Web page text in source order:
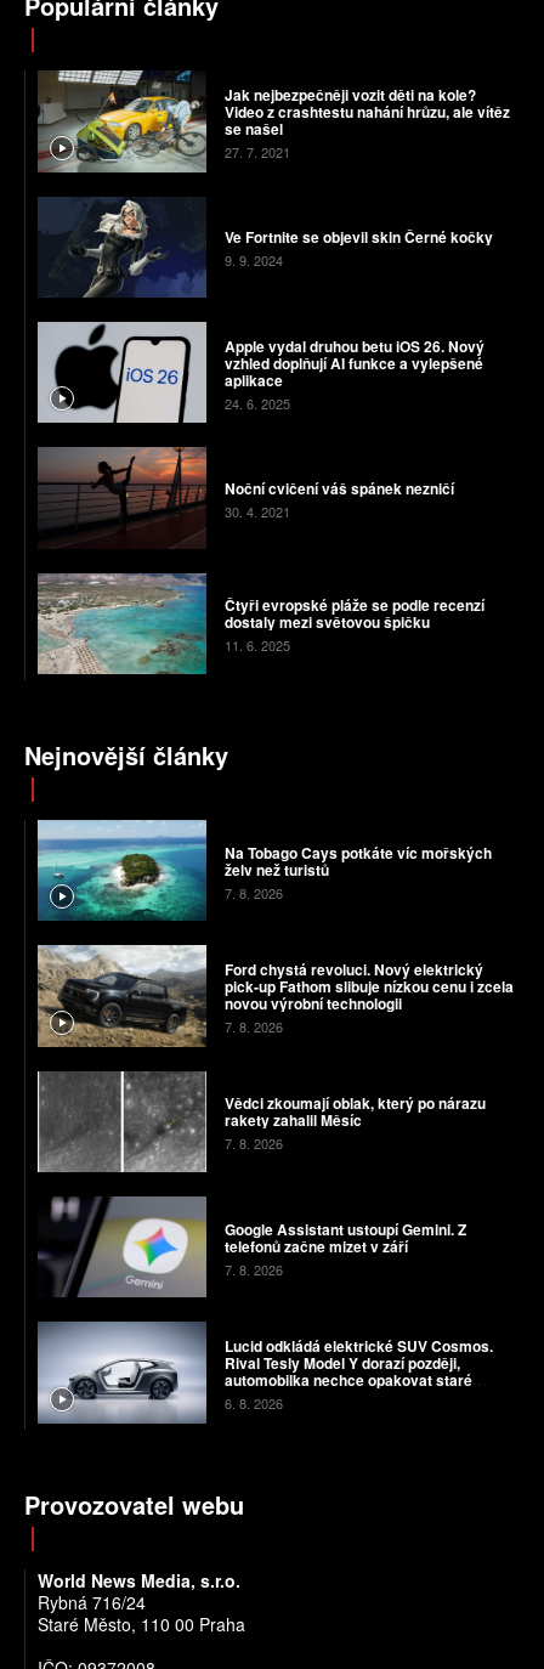
Jak nejbezpečněji vozit děti na kole?
Video z crashtestu nahání hrůzu, ale vítěz
se našel
27. 7. 2021
Ve Fortnite se objevil skin Černé kočky
9. 9. 2024
Apple vydal druhou betu iOS 26. Nový
vzhled doplňují AI funkce a vylepšené
aplikace
24. 6. 2025
Noční cvičení váš spánek nezničí
30. 4. 2021
Čtyři evropské pláže se podle recenzí
dostaly mezi světovou špičku
11. 6. 2025
Nejnovější články
Na Tobago Cays potkáte víc mořských
želv než turistů
7. 8. 2026
Ford chystá revoluci. Nový elektrický
pick-up Fathom slibuje nízkou cenu i zcela
novou výrobní technologii
7. 8. 2026
Vědci zkoumají oblak, který po nárazu
rakety zahalil Měsíc
7. 8. 2026
Google Assistant ustoupí Gemini. Z
telefonů začne mizet v září
7. 8. 2026
Lucid odkládá elektrické SUV Cosmos.
Rival Tesly Model Y dorazí později,
automobilka nechce opakovat staré
chyby
6. 8. 2026
Provozovatel webu
World News Media, s.r.o.
Rybná 716/24
Staré Město, 110 00 Praha